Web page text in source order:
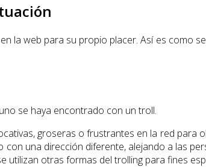
la web para su propio placer. Así es como
se haya encontrado con un troll.
groseras o frustrantes en la red
una dirección diferente, alejando a las
utilizan otras formas del trolling para fines